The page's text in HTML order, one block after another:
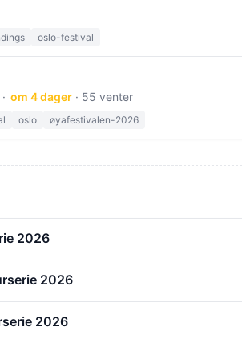
oslo-festival
om 4 dager· 55 venter
oslo øyafestivalen-2026
2026
2026
2026